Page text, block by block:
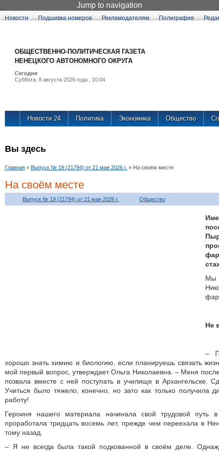
Jump to navigation
Новости Подшивка номеров Рекламодателям Полиграфия
ОБЩЕСТВЕННО-ПОЛИТИЧЕСКАЯ ГАЗЕТА
НЕНЕЦКОГО АВТОНОМНОГО ОКРУГА
Сегодня
Суббота, 8 августа 2026 года , 10:04
Новости 24 Политика Экономика Общество
Вы здесь
Главная » Выпуск № 19 (21794) от 21 мая 2026 г. » На своём месте
На своём месте
Выпуск № 19 (21794) от 21 мая 2026 г. Общество
Мы
Не
–
хорошо знать химию и биологию, если планируешь связать
мой первый вопрос, утверждает Ольга Николаевна. – Меня
позвала вместе с ней поступать в училище в Архангельске.
Учиться было тяжело, конечно, но зато как только получила
работу!
Героиня нашего материала начинала свой трудовой путь
проработала тридцать восемь лет, прежде чем переехала в
тому назад.
– Я не всегда была такой подкованной в своём деле.